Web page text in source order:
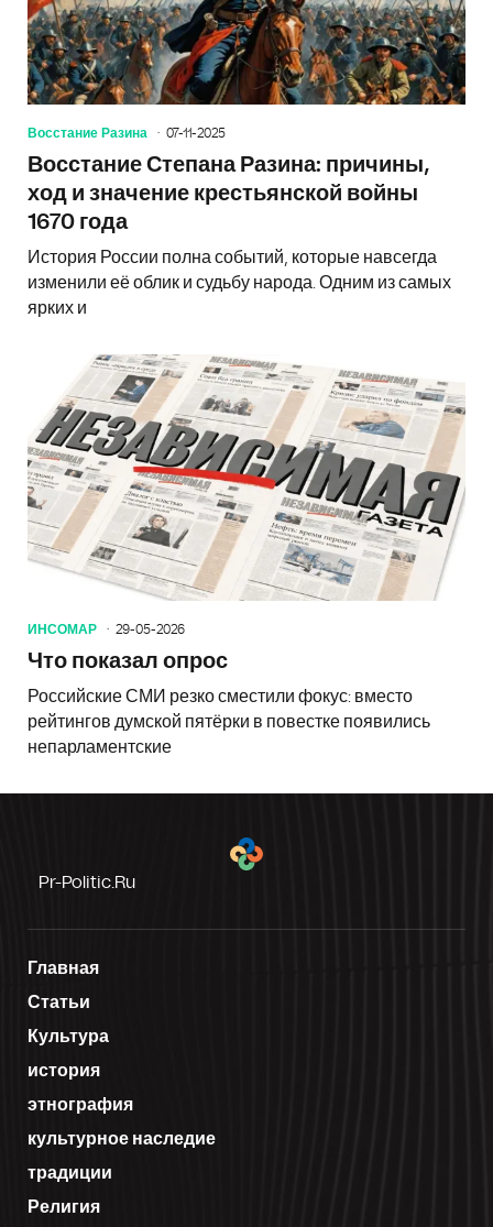
Восстание Разина 07-11-2025
Восстание Степана Разина: причины,
ход и значение крестьянской войны
1670 года
История России полна событий, которые навсегда
изменили её облик и судьбу народа. Одним из самых
ярких и
ИНСОМАР 29-05-2026
Что показал опрос
Российские СМИ резко сместили фокус: вместо
рейтингов думской пятёрки в повестке появились
непарламентские
Pr-Politic.ru
Главная
Статьи
Культура
история
этнография
культурное наследие
традиции
Религия